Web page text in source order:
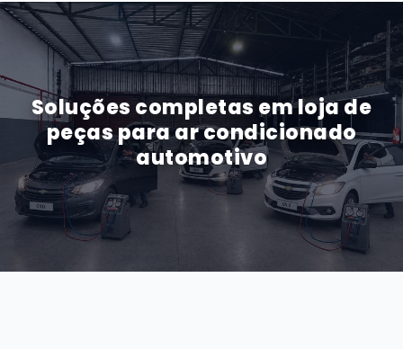
Soluções completas em loja de
peças para ar condicionado
automotivo